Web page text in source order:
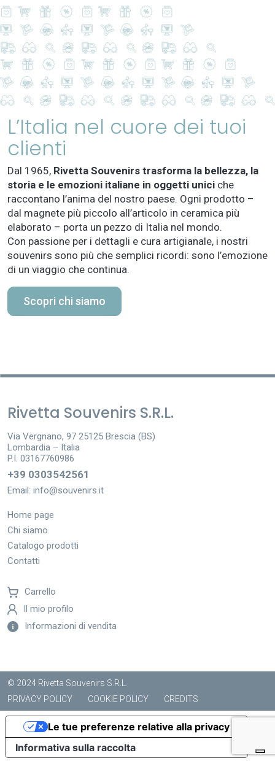
L’Italia nel cuore dei tuoi
clienti
Dal 1965, Rivetta Souvenirs trasforma la bellezza, la
storia e le emozioni italiane in oggetti unici che
raccontano l’anima del nostro paese. Ogni prodotto –
dal magnete più piccolo all’articolo in ceramica più
elaborato – porta un pezzo di Italia nel mondo.
Con passione per i dettagli e cura artigianale, i nostri
souvenirs sono più che semplici ricordi: sono l’emozione
di un viaggio che continua.
Scopri chi siamo
Rivetta Souvenirs S.R.L.
Via Vergnano, 97 25125 Brescia (BS)
Lombardia – Italia
P.I. 03167760986
+39 0303542561
Email: info@souvenirs.it
Home page
Chi siamo
Catalogo prodotti
Contatti
Carrello
Il mio profilo
Informazioni di vendita
© 2024 Rivetta Souvenirs S.R.L.
PRIVACY POLICY
COOKIE POLICY CREDITS
Informativa sulla raccolta
Le tue preferenze relative alla privacy